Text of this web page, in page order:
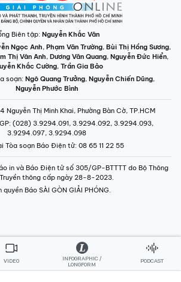
Biên tập: Nguyễn Khắc Văn
Ngọc Anh, Phạm Văn Trường, Bùi Thị Hồng Sương,
Thị Vân Anh, Dương Văn Quang, Nguyễn Đức Hiển,
Khắc Cường, Trần Gia Bảo
soạn: Ngô Quang Trưởng, Nguyễn Chiến Dũng,
Nguyễn Phước Bình
Nguyễn Thị Minh Khai, Phường Bàn Cờ, TP.HCM
: (028) 3.9294.091, 3.9294.092, 3.9294.093,
3.9294.097, 3.9294.098
Tòa soạn Báo Điện tử: 08 65 11 22 55
in và Báo Điện tử số 305/GP-BTTTT do Bộ Thông
thông cấp ngày 28-8-2023.
quyền Báo SÀI GÒN GIẢI PHÓNG.
VIDEO
INFOGRAPHIC /
LONGFORM
PODCAST